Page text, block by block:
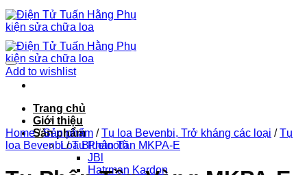
Chuyển
đến
nội
dung
Trang chủ
Giới thiệu
Sản phẩm
Loa Bluetooth
JBl
Hatrman Kardon
Add to wishlist
Home / Sản phẩm / Tụ loa Bevenbi, Trở kháng các loại / Tụ
loa Bevenbi / Tụ Phân Tần MKPA-E